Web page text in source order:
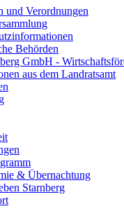
und Verordnungen
Behörden
GmbH -
aus dem Landratsamt
& Übernachtung
Starnberg